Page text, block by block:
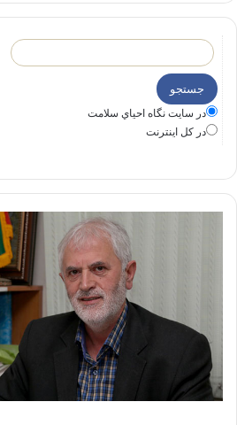
در سايت نگاه احياي سلامت
در كل اينترنت